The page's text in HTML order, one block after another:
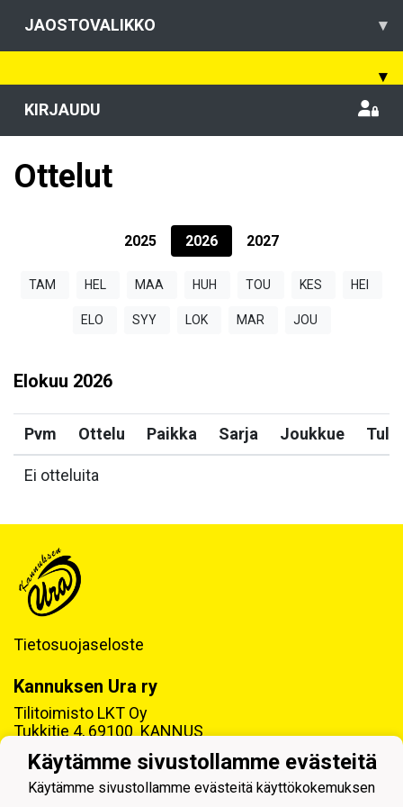
JAOSTOVALIKKO ▾
▾
KIRJAUDU
Ottelut
2025 2026 2027
TAM HEL MAA HUH TOU KES HEI
ELO SYY LOK MAR JOU
Elokuu 2026
Pvm Ottelu Paikka Sarja Joukkue
Ei otteluita
Tietosuojaseloste
Kannuksen Ura ry
Tilitoimisto LKT Oy
Tukkitie 4, 69100 KANNUS
Y-tunnus: 0218992-7
Käytämme sivustollamme evästeitä
Käytämme sivustollamme evästeitä käyttökokemuksen